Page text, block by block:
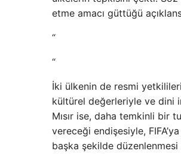
etme amacı güttüğü
“
“
İki ülkenin de resmi
kültürel değerleriyle ve dini
Mısır ise, daha temkinli bir
vereceği endişesiyle,
başka şekilde düzenlenmesi